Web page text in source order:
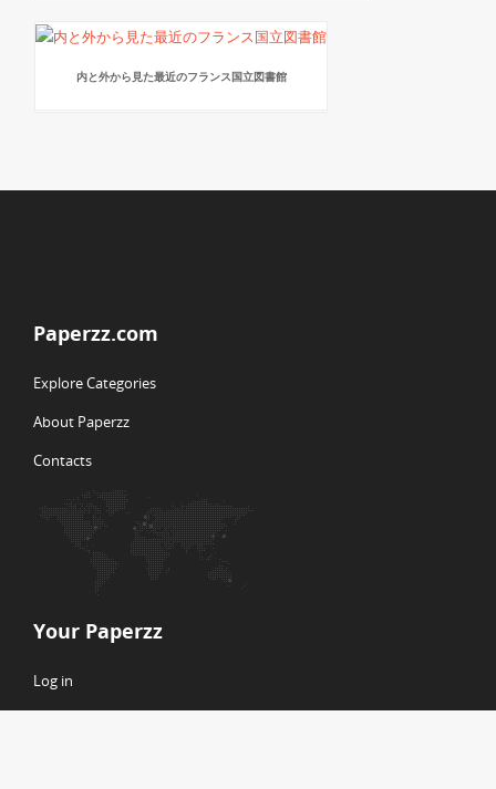
内と外から見た最近のフランス国立図書館
Paperzz.com
Explore Categories
About Paperzz
Contacts
Your Paperzz
Log in